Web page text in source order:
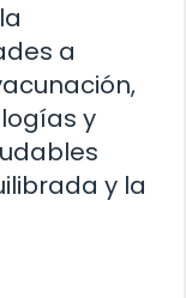
a
y
y la